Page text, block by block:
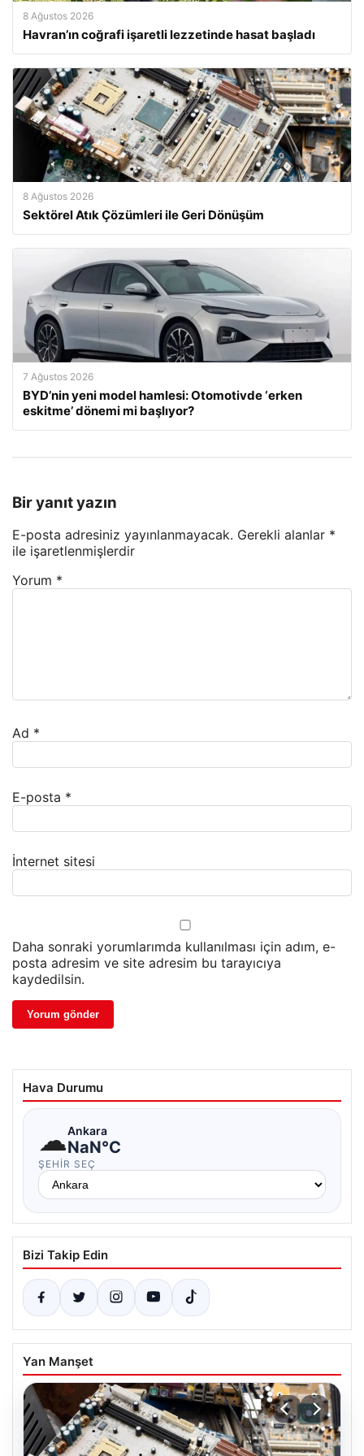
8 Ağustos 2026
Havran’ın coğrafi işaretli lezzetinde hasat başladı
8 Ağustos 2026
Sektörel Atık Çözümleri ile Geri Dönüşüm
7 Ağustos 2026
BYD’nin yeni model hamlesi: Otomotivde ‘erken
eskitme’ dönemi mi başlıyor?
Bir yanıt yazın
E-posta adresiniz yayınlanmayacak. Gerekli alanlar *
ile işaretlenmişlerdir
Yorum *
Ad *
E-posta *
İnternet sitesi
Daha sonraki yorumlarımda kullanılması için adım, e-
posta adresim ve site adresim bu tarayıcıya
kaydedilsin.
Hava Durumu
☁Ankara
NaN°C
ŞEHIR SEÇ
Bizi Takip Edin
Yan Manşet